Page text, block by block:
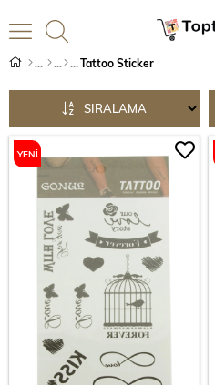
Tattoo Sticker
SIRALAMA
YENI